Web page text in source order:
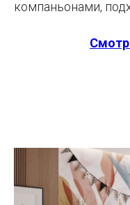
компаньонами,